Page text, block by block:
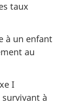
taux
à un enfant
au
I
à